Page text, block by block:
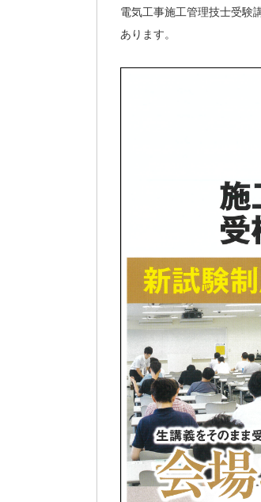
電気工事施工管理技士受験
あります。